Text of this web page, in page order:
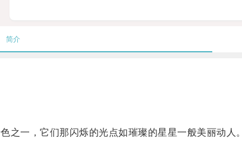
简介
一，它们那闪烁的光点如璀璨的星星一般美丽动人。